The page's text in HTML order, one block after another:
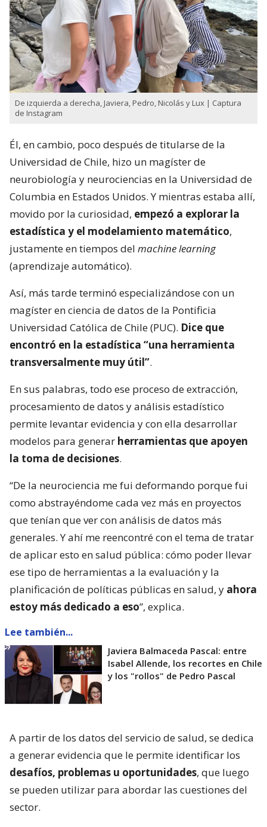
De izquierda a derecha, Javiera, Pedro, Nicolás y Lux | Captura
de Instagram
Él, en cambio, poco después de titularse de la
Universidad de Chile, hizo un magíster de
neurobiología y neurociencias en la Universidad de
Columbia en Estados Unidos. Y mientras estaba allí,
movido por la curiosidad, empezó a explorar la
estadística y el modelamiento matemático,
justamente en tiempos del machine learning
(aprendizaje automático).
Así, más tarde terminó especializándose con un
magíster en ciencia de datos de la Pontificia
Universidad Católica de Chile (PUC). Dice que
encontró en la estadística “una herramienta
transversalmente muy útil”.
En sus palabras, todo ese proceso de extracción,
procesamiento de datos y análisis estadístico
permite levantar evidencia y con ella desarrollar
modelos para generar herramientas que apoyen
la toma de decisiones.
“De la neurociencia me fui deformando porque fui
como abstrayéndome cada vez más en proyectos
que tenían que ver con análisis de datos más
generales. Y ahí me reencontré con el tema de tratar
de aplicar esto en salud pública: cómo poder llevar
ese tipo de herramientas a la evaluación y la
planificación de políticas públicas en salud, y ahora
estoy más dedicado a eso”, explica.
Lee también...
Javiera Balmaceda Pascal: entre
Isabel Allende, los recortes en Chile
y los "rollos" de Pedro Pascal
A partir de los datos del servicio de salud, se dedica
a generar evidencia que le permite identificar los
desafíos, problemas u oportunidades, que luego
se pueden utilizar para abordar las cuestiones del
sector.